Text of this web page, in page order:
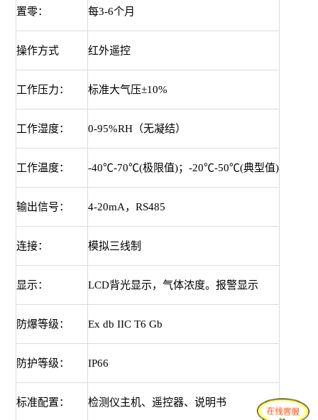
置零： 每3-6个月
操作方式 红外遥控
工作压力： 标准大气压±10%
工作湿度： 0-95%RH（无凝结）
工作温度： -40℃-70℃(极限值)；-20℃-50℃(典型值)
输出信号： 4-20mA，RS485
连接： 模拟三线制
显示： LCD背光显示，气体浓度。报警显示
防爆等级： Ex db IIC T6 Gb
防护等级： IP66
标准配置： 检测仪主机、遥控器、说明书